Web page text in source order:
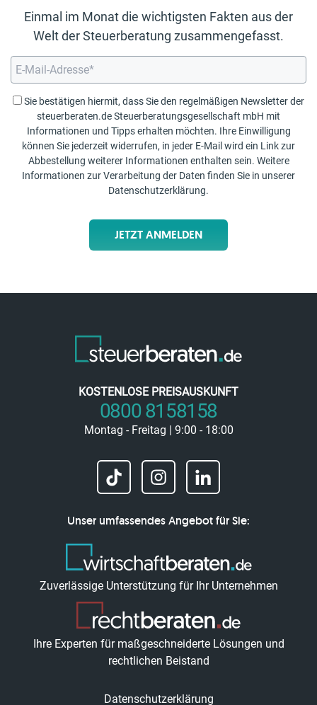
Einmal im Monat die wichtigsten Fakten aus der
Welt der Steuerberatung zusammengefasst.
Sie bestätigen hiermit, dass Sie den regelmäßigen Newsletter der
steuerberaten.de Steuerberatungsgesellschaft mbH mit
Informationen und Tipps erhalten möchten. Ihre Einwilligung
können Sie jederzeit widerrufen, in jeder E-Mail wird ein Link zur
Abbestellung weiterer Informationen enthalten sein. Weitere
Informationen zur Verarbeitung der Daten finden Sie in unserer
Datenschutzerklärung.
JETZT ANMELDEN
KOSTENLOSE PREISAUSKUNFT
0800 8158158
Montag - Freitag | 9:00 - 18:00
Unser umfassendes Angebot für Sie:
Zuverlässige Unterstützung für Ihr Unternehmen
Ihre Experten für maßgeschneiderte Lösungen und
rechtlichen Beistand
Datenschutzerklärung